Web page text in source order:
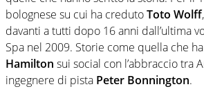
bolognese su cui ha credutoToto Wolff
davanti a tutti dopo 16 anni dall’ultima
Spa nel 2009. Storie come quella che
Hamilton sui social con l’abbraccio tra
ingegnere di pista Peter Bonnington.